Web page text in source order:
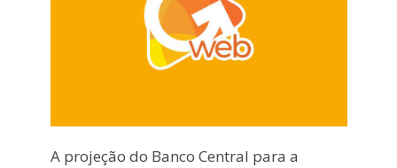
A projeção do Banco Central para a